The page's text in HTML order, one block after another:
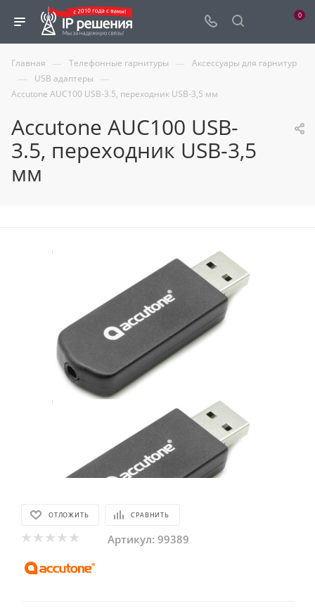
0
Главная — Телефонные гарнитуры — Аксессуары для гарнитур
— USB адаптеры —
Accutone AUC100 USB-3.5, переходник USB-3,5 мм
Accutone AUC100 USB-
3.5, переходник USB-3,5
мм
ОТЛОЖИТЬ СРАВНИТЬ
Артикул: 99389